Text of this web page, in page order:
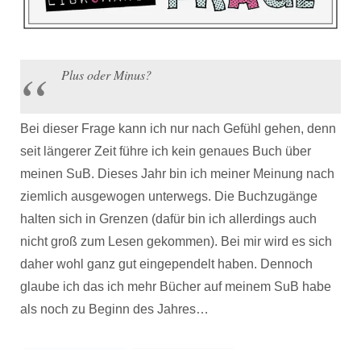
Plus oder Minus?
Bei dieser Frage kann ich nur nach Gefühl gehen, denn
seit längerer Zeit führe ich kein genaues Buch über
meinen SuB. Dieses Jahr bin ich meiner Meinung nach
ziemlich ausgewogen unterwegs. Die Buchzugänge
halten sich in Grenzen (dafür bin ich allerdings auch
nicht groß zum Lesen gekommen). Bei mir wird es sich
daher wohl ganz gut eingependelt haben. Dennoch
glaube ich das ich mehr Bücher auf meinem SuB habe
als noch zu Beginn des Jahres…